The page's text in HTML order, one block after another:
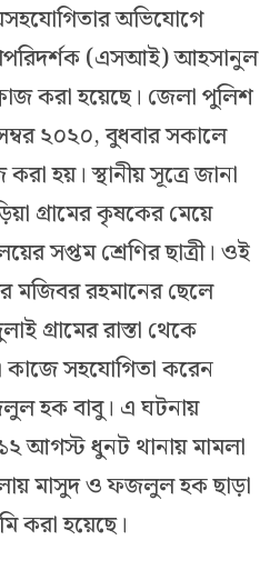
অভিযোগে
(এসআই) আহসানুল
করা হয়েছে। জেলা পুলিশ
২০২০, বুধবার সকালে
হয়। স্থানীয় সূত্রে জানা
গ্রামের কৃষকের মেয়ে
সপ্তম শ্রেণির ছাত্রী। ওই
মজিবর রহমানের ছেলে
গ্রামের রাস্তা থেকে
সহযোগিতা করেন
হক বাবু। এ ঘটনায়
১২ আগস্ট ধুনট থানায় মামলা
মাসুদ ও ফজলুল হক ছাড়া
হয়েছে।